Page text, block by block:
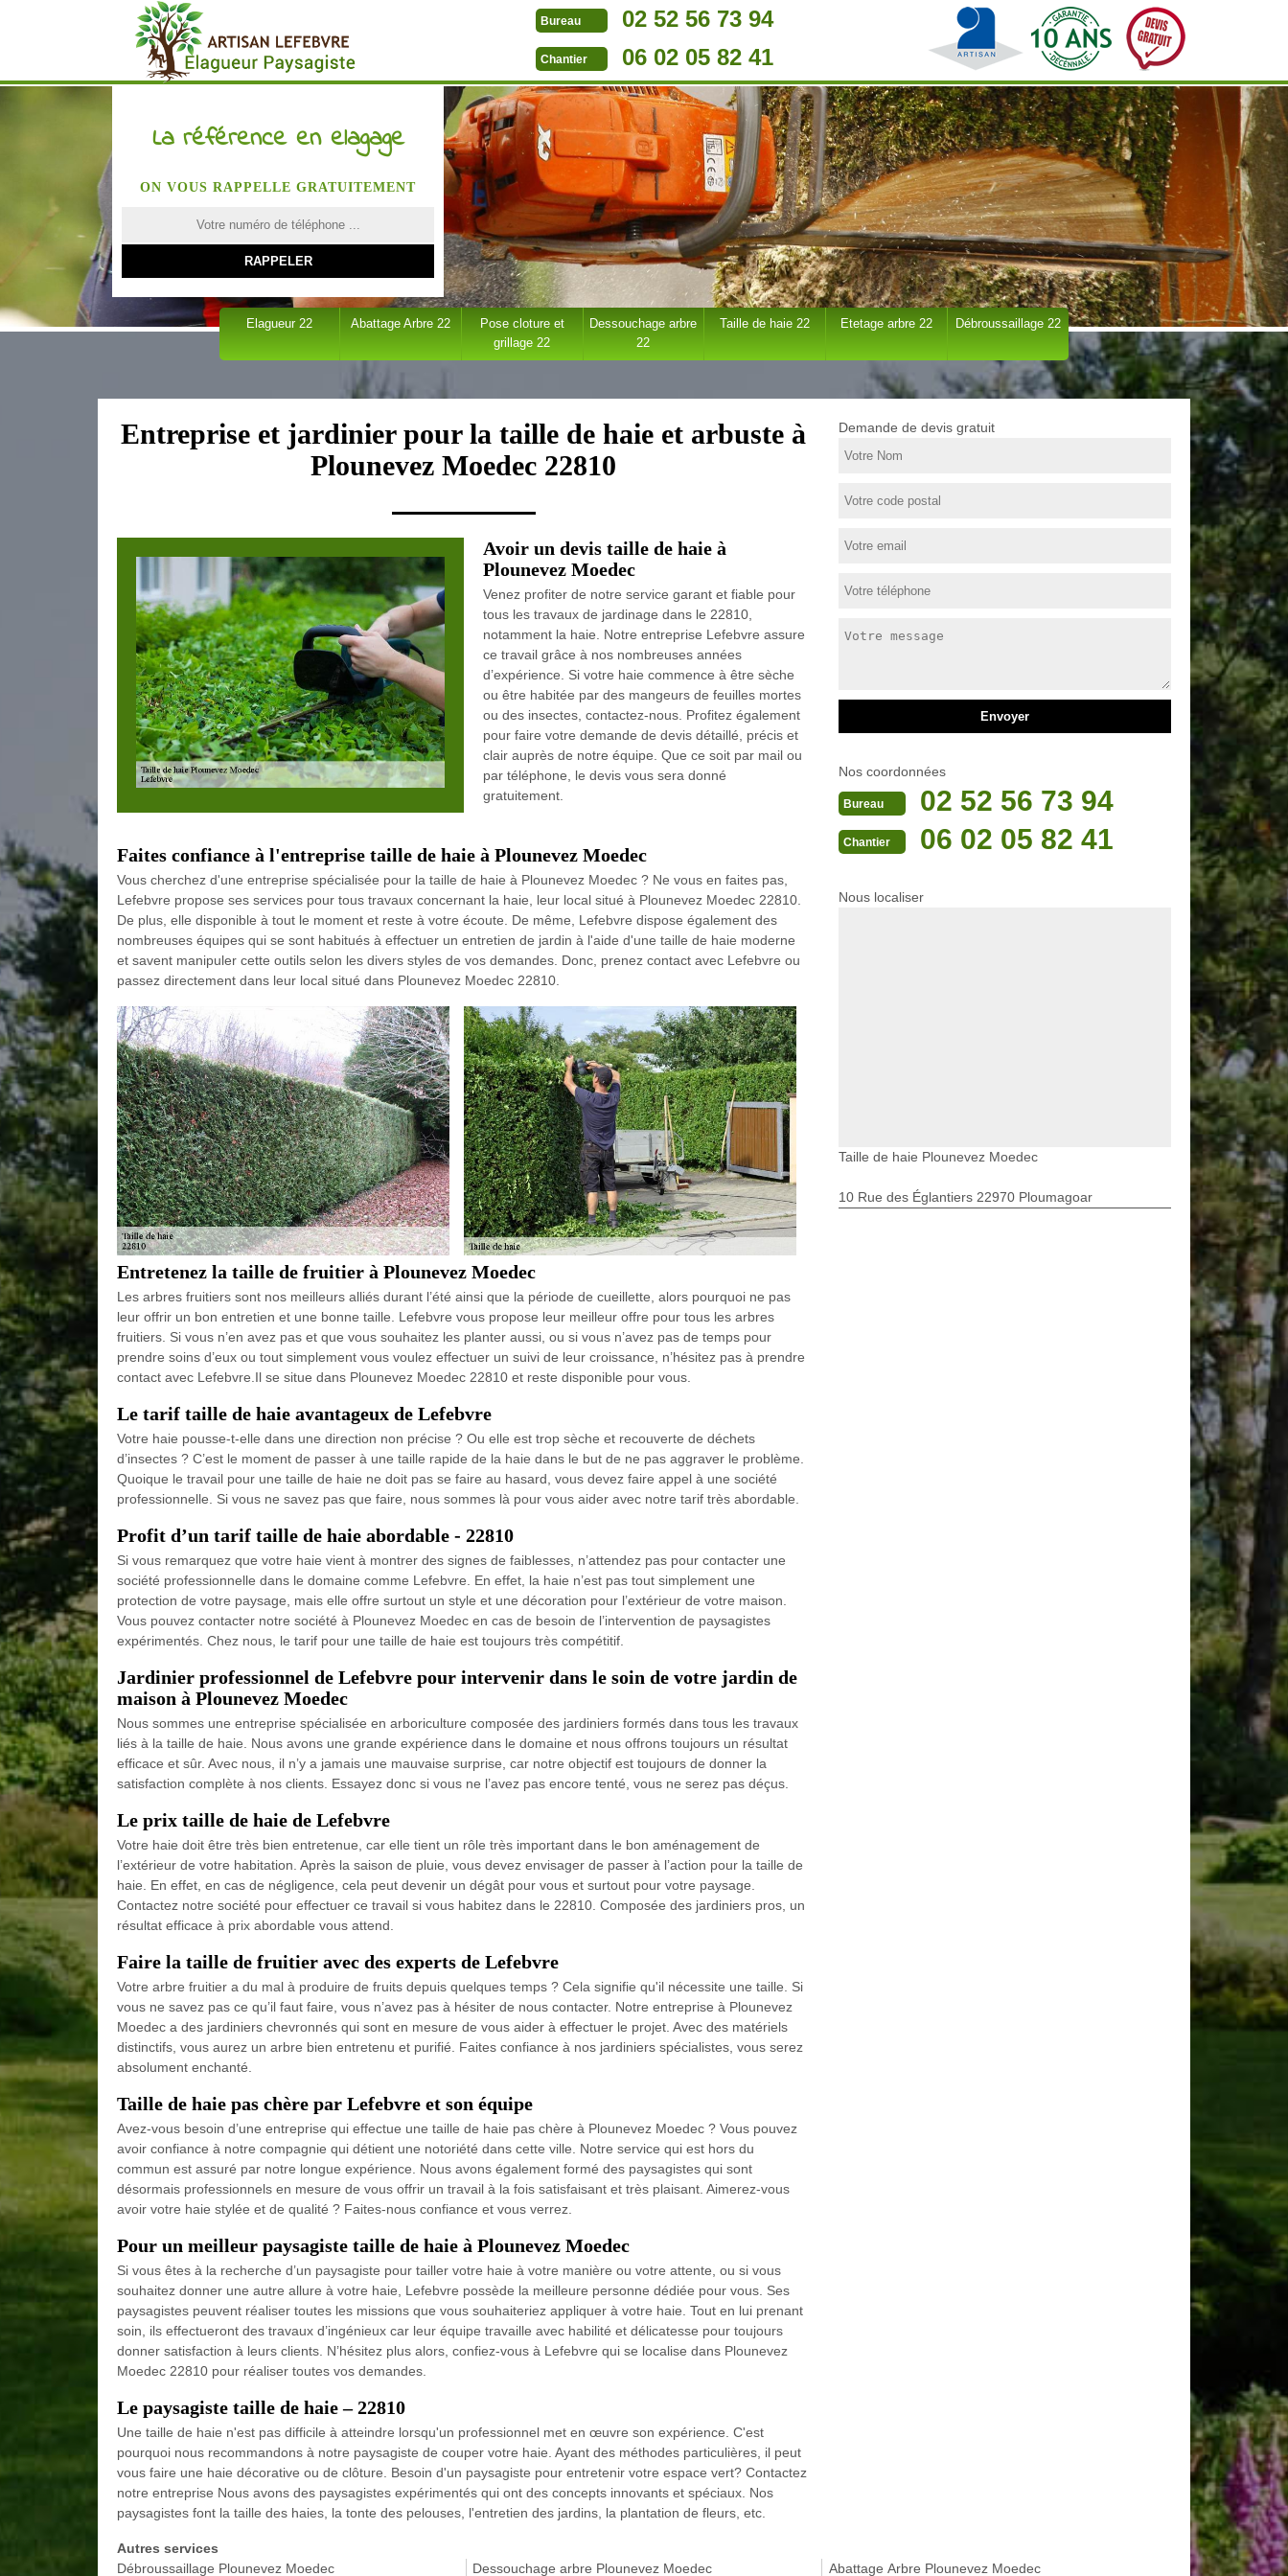
Bureau 02 52 56 73 94
Chantier 06 02 05 82 41
La référence en elagage
ON VOUS RAPPELLE GRATUITEMENT
Elagueur 22 Abattage Arbre 22
Pose cloture et
grillage 22
Dessouchage arbre
22
Taille de haie 22 Etetage arbre 22 Débroussaillage 22
Entreprise et jardinier pour la taille de haie et arbuste à
Plounevez Moedec 22810
Avoir un devis taille de haie à
Plounevez Moedec
Venez profiter de notre service garant et fiable pour
tous les travaux de jardinage dans le 22810,
notamment la haie. Notre entreprise Lefebvre assure
ce travail grâce à nos nombreuses années
d’expérience. Si votre haie commence à être sèche
ou être habitée par des mangeurs de feuilles mortes
ou des insectes, contactez-nous. Profitez également
pour faire votre demande de devis détaillé, précis et
clair auprès de notre équipe. Que ce soit par mail ou
par téléphone, le devis vous sera donné
gratuitement.
Faites confiance à l'entreprise taille de haie à Plounevez Moedec
Vous cherchez d'une entreprise spécialisée pour la taille de haie à Plounevez Moedec ? Ne vous en faites pas,
Lefebvre propose ses services pour tous travaux concernant la haie, leur local situé à Plounevez Moedec 22810.
De plus, elle disponible à tout le moment et reste à votre écoute. De même, Lefebvre dispose également des
nombreuses équipes qui se sont habitués à effectuer un entretien de jardin à l'aide d'une taille de haie moderne
et savent manipuler cette outils selon les divers styles de vos demandes. Donc, prenez contact avec Lefebvre ou
passez directement dans leur local situé dans Plounevez Moedec 22810.
Entretenez la taille de fruitier à Plounevez Moedec
Les arbres fruitiers sont nos meilleurs alliés durant l’été ainsi que la période de cueillette, alors pourquoi ne pas
leur offrir un bon entretien et une bonne taille. Lefebvre vous propose leur meilleur offre pour tous les arbres
fruitiers. Si vous n’en avez pas et que vous souhaitez les planter aussi, ou si vous n’avez pas de temps pour
prendre soins d’eux ou tout simplement vous voulez effectuer un suivi de leur croissance, n’hésitez pas à prendre
contact avec Lefebvre.Il se situe dans Plounevez Moedec 22810 et reste disponible pour vous.
Le tarif taille de haie avantageux de Lefebvre
Votre haie pousse-t-elle dans une direction non précise ? Ou elle est trop sèche et recouverte de déchets
d’insectes ? C’est le moment de passer à une taille rapide de la haie dans le but de ne pas aggraver le problème.
Quoique le travail pour une taille de haie ne doit pas se faire au hasard, vous devez faire appel à une société
professionnelle. Si vous ne savez pas que faire, nous sommes là pour vous aider avec notre tarif très abordable.
Profit d’un tarif taille de haie abordable - 22810
Si vous remarquez que votre haie vient à montrer des signes de faiblesses, n’attendez pas pour contacter une
société professionnelle dans le domaine comme Lefebvre. En effet, la haie n’est pas tout simplement une
protection de votre paysage, mais elle offre surtout un style et une décoration pour l’extérieur de votre maison.
Vous pouvez contacter notre société à Plounevez Moedec en cas de besoin de l’intervention de paysagistes
expérimentés. Chez nous, le tarif pour une taille de haie est toujours très compétitif.
Jardinier professionnel de Lefebvre pour intervenir dans le soin de votre jardin de
maison à Plounevez Moedec
Nous sommes une entreprise spécialisée en arboriculture composée des jardiniers formés dans tous les travaux
liés à la taille de haie. Nous avons une grande expérience dans le domaine et nous offrons toujours un résultat
efficace et sûr. Avec nous, il n’y a jamais une mauvaise surprise, car notre objectif est toujours de donner la
satisfaction complète à nos clients. Essayez donc si vous ne l’avez pas encore tenté, vous ne serez pas déçus.
Le prix taille de haie de Lefebvre
Votre haie doit être très bien entretenue, car elle tient un rôle très important dans le bon aménagement de
l’extérieur de votre habitation. Après la saison de pluie, vous devez envisager de passer à l’action pour la taille de
haie. En effet, en cas de négligence, cela peut devenir un dégât pour vous et surtout pour votre paysage.
Contactez notre société pour effectuer ce travail si vous habitez dans le 22810. Composée des jardiniers pros, un
résultat efficace à prix abordable vous attend.
Faire la taille de fruitier avec des experts de Lefebvre
Votre arbre fruitier a du mal à produire de fruits depuis quelques temps ? Cela signifie qu'il nécessite une taille. Si
vous ne savez pas ce qu’il faut faire, vous n’avez pas à hésiter de nous contacter. Notre entreprise à Plounevez
Moedec a des jardiniers chevronnés qui sont en mesure de vous aider à effectuer le projet. Avec des matériels
distinctifs, vous aurez un arbre bien entretenu et purifié. Faites confiance à nos jardiniers spécialistes, vous serez
absolument enchanté.
Taille de haie pas chère par Lefebvre et son équipe
Avez-vous besoin d’une entreprise qui effectue une taille de haie pas chère à Plounevez Moedec ? Vous pouvez
avoir confiance à notre compagnie qui détient une notoriété dans cette ville. Notre service qui est hors du
commun est assuré par notre longue expérience. Nous avons également formé des paysagistes qui sont
désormais professionnels en mesure de vous offrir un travail à la fois satisfaisant et très plaisant. Aimerez-vous
avoir votre haie stylée et de qualité ? Faites-nous confiance et vous verrez.
Pour un meilleur paysagiste taille de haie à Plounevez Moedec
Si vous êtes à la recherche d’un paysagiste pour tailler votre haie à votre manière ou votre attente, ou si vous
souhaitez donner une autre allure à votre haie, Lefebvre possède la meilleure personne dédiée pour vous. Ses
paysagistes peuvent réaliser toutes les missions que vous souhaiteriez appliquer à votre haie. Tout en lui prenant
soin, ils effectueront des travaux d’ingénieux car leur équipe travaille avec habilité et délicatesse pour toujours
donner satisfaction à leurs clients. N’hésitez plus alors, confiez-vous à Lefebvre qui se localise dans Plounevez
Moedec 22810 pour réaliser toutes vos demandes.
Le paysagiste taille de haie – 22810
Une taille de haie n'est pas difficile à atteindre lorsqu'un professionnel met en œuvre son expérience. C'est
pourquoi nous recommandons à notre paysagiste de couper votre haie. Ayant des méthodes particulières, il peut
vous faire une haie décorative ou de clôture. Besoin d'un paysagiste pour entretenir votre espace vert? Contactez
notre entreprise Nous avons des paysagistes expérimentés qui ont des concepts innovants et spéciaux. Nos
paysagistes font la taille des haies, la tonte des pelouses, l'entretien des jardins, la plantation de fleurs, etc.
Demande de devis gratuit
Nos coordonnées
Bureau 02 52 56 73 94
Chantier 06 02 05 82 41
Nous localiser
Taille de haie Plounevez Moedec
10 Rue des Églantiers 22970 Ploumagoar
Autres services
Débroussaillage Plounevez Moedec
Dessouchage arbre Plounevez Moedec Abattage Arbre Plounevez Moedec